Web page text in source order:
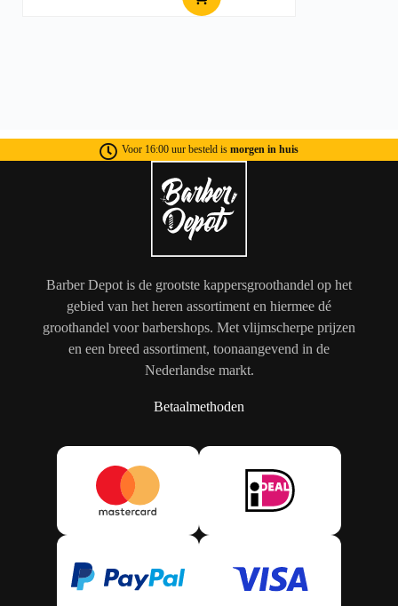
Voor 16:00 uur besteld is morgen in huis
Barber Depot is de grootste kappersgroothandel op het
gebied van het heren assortiment en hiermee dé
groothandel voor barbershops. Met vlijmscherpe prijzen
en een breed assortiment, toonaangevend in de
Nederlandse markt.
Betaalmethoden